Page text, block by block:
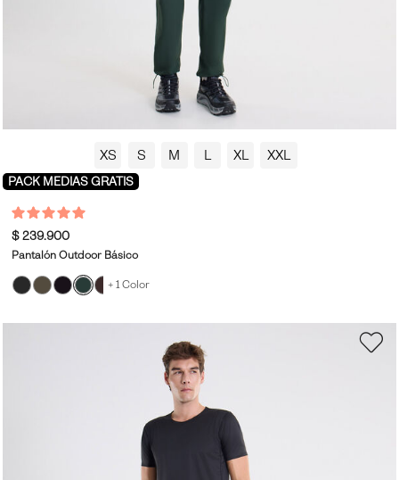
XS S M L XL XXL
PACK MEDIAS GRATIS
$ 239.900
Pantalón Outdoor Básico
+ 1 Color